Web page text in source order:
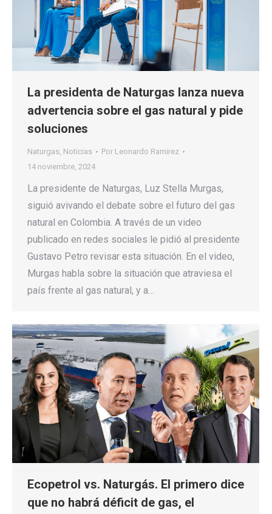
La presidenta de Naturgas lanza nueva
advertencia sobre el gas natural y pide
soluciones
Naturgas, Noticias Por Leonardo Ramirez
14 noviembre, 2024
La presidente de Naturgas, Luz Stella Murgas,
siguió avivando el debate sobre el futuro del gas
natural en Colombia. A través de un video
publicado en redes sociales le pidió al presidente
Gustavo Petro revisar esta situación. En el video,
Murgas habla sobre la situación que atraviesa el
país frente al gas natural, y a…
Ecopetrol vs. Naturgás. El primero dice
que no habrá déficit de gas, el